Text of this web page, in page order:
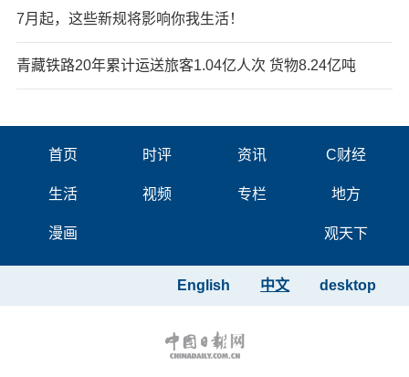
7月起，这些新规将影响你我生活！
青藏铁路20年累计运送旅客1.04亿人次 货物8.24亿吨
首页 时评 资讯 C财经
生活 视频 专栏 地方
漫画 观天下
desktop
中文
English